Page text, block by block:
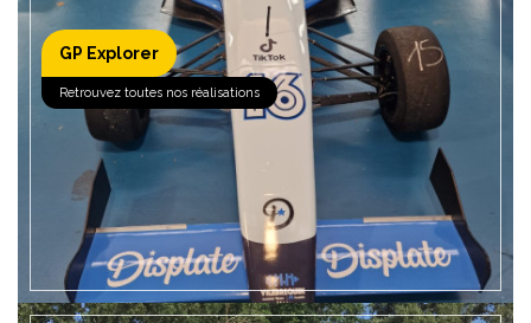
GP Explorer
Retrouvez toutes nos réalisations
EN SAVOIR +